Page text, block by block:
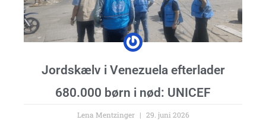
Jordskælv i Venezuela efterlader
680.000 børn i nød: UNICEF
Lena Mentzinger 29. juni 2026